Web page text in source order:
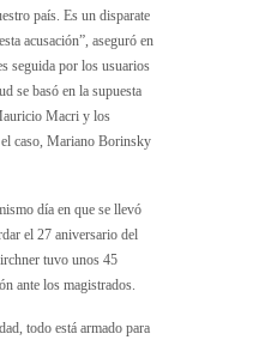
país. Es un disparate
acusación”, aseguró en
seguida por los usuarios
se basó en la supuesta
Macri y los
caso, Mariano Borinsky
día en que se llevó
el 27 aniversario del
tuvo unos 45
ante los magistrados.
todo está armado para